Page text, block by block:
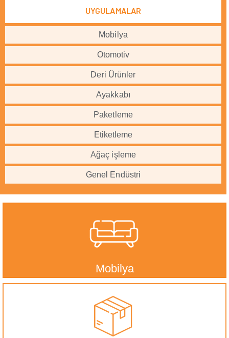
UYGULAMALAR
Mobilya
Otomotiv
Deri Ürünler
Ayakkabı
Paketleme
Etiketleme
Ağaç işleme
Genel Endüstri
Mobilya